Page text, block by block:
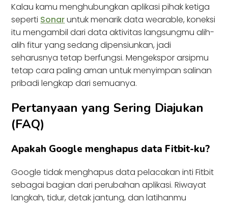
Kalau kamu menghubungkan aplikasi pihak ketiga
seperti Sonaruntuk menarik data wearable, koneksi
itu mengambil dari data aktivitas langsungmu alih-
alih fitur yang sedang dipensiunkan, jadi
seharusnya tetap berfungsi. Mengekspor arsipmu
tetap cara paling aman untuk menyimpan salinan
pribadi lengkap dari semuanya.
Pertanyaan yang Sering Diajukan
(FAQ)
Apakah Google menghapus data Fitbit-ku?
Google tidak menghapus data pelacakan inti Fitbit
sebagai bagian dari perubahan aplikasi. Riwayat
langkah, tidur, detak jantung, dan latihanmu